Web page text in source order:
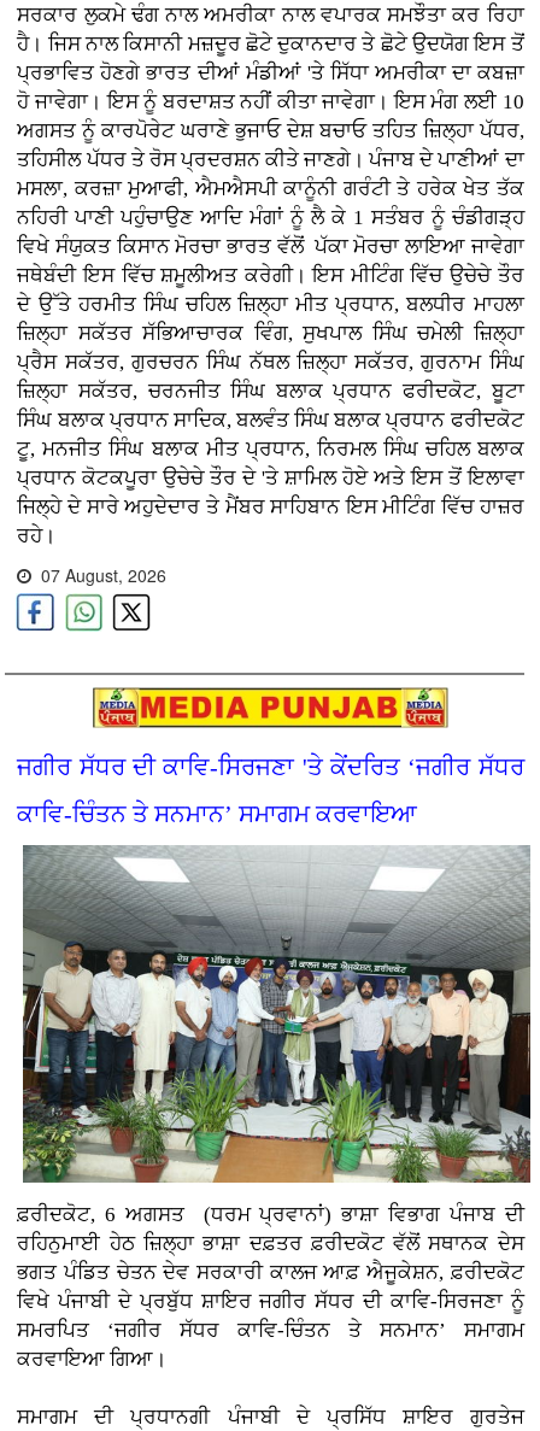
ਸਰਕਾਰ ਲੁਕਮੇ ਢੰਗ ਨਾਲ ਅਮਰੀਕਾ ਨਾਲ ਵਪਾਰਕ ਸਮਝੌਤਾ ਕਰ ਰਿਹਾ
ਹੈ। ਜਿਸ ਨਾਲ ਕਿਸਾਨੀ ਮਜ਼ਦੂਰ ਛੋਟੇ ਦੁਕਾਨਦਾਰ ਤੇ ਛੋਟੇ ਉਦਯੋਗ ਇਸ ਤੋਂ
ਪ੍ਰਭਾਵਿਤ ਹੋਣਗੇ ਭਾਰਤ ਦੀਆਂ ਮੰਡੀਆਂ 'ਤੇ ਸਿੱਧਾ ਅਮਰੀਕਾ ਦਾ ਕਬਜ਼ਾ
ਹੋ ਜਾਵੇਗਾ। ਇਸ ਨੂੰ ਬਰਦਾਸ਼ਤ ਨਹੀਂ ਕੀਤਾ ਜਾਵੇਗਾ। ਇਸ ਮੰਗ ਲਈ 10
ਅਗਸਤ ਨੂੰ ਕਾਰਪੋਰੇਟ ਘਰਾਣੇ ਭੁਜਾਓ ਦੇਸ਼ ਬਚਾਓ ਤਹਿਤ ਜ਼ਿਲ੍ਹਾ ਪੱਧਰ,
ਤਹਿਸੀਲ ਪੱਧਰ ਤੇ ਰੋਸ ਪ੍ਰਦਰਸ਼ਨ ਕੀਤੇ ਜਾਣਗੇ। ਪੰਜਾਬ ਦੇ ਪਾਣੀਆਂ ਦਾ
ਮਸਲਾ, ਕਰਜ਼ਾ ਮੁਆਫੀ, ਐਮਐਸਪੀ ਕਾਨੂੰਨੀ ਗਰੰਟੀ ਤੇ ਹਰੇਕ ਖੇਤ ਤੱਕ
ਨਹਿਰੀ ਪਾਣੀ ਪਹੁੰਚਾਉਣ ਆਦਿ ਮੰਗਾਂ ਨੂੰ ਲੈ ਕੇ 1 ਸਤੰਬਰ ਨੂੰ ਚੰਡੀਗੜ੍ਹ
ਵਿਖੇ ਸੰਯੁਕਤ ਕਿਸਾਨ ਮੋਰਚਾ ਭਾਰਤ ਵੱਲੋਂ ਪੱਕਾ ਮੋਰਚਾ ਲਾਇਆ ਜਾਵੇਗਾ
ਜਥੇਬੰਦੀ ਇਸ ਵਿੱਚ ਸ਼ਮੂਲੀਅਤ ਕਰੇਗੀ। ਇਸ ਮੀਟਿੰਗ ਵਿੱਚ ਉਚੇਚੇ ਤੌਰ
ਦੇ ਉੱਤੇ ਹਰਮੀਤ ਸਿੰਘ ਚਹਿਲ ਜ਼ਿਲ੍ਹਾ ਮੀਤ ਪ੍ਰਧਾਨ, ਬਲਧੀਰ ਮਾਹਲਾ
ਜ਼ਿਲ੍ਹਾ ਸਕੱਤਰ ਸੱਭਿਆਚਾਰਕ ਵਿੰਗ, ਸੁਖਪਾਲ ਸਿੰਘ ਚਮੇਲੀ ਜ਼ਿਲ੍ਹਾ
ਪ੍ਰੈਸ ਸਕੱਤਰ, ਗੁਰਚਰਨ ਸਿੰਘ ਨੱਥਲ ਜ਼ਿਲ੍ਹਾ ਸਕੱਤਰ, ਗੁਰਨਾਮ ਸਿੰਘ
ਜ਼ਿਲ੍ਹਾ ਸਕੱਤਰ, ਚਰਨਜੀਤ ਸਿੰਘ ਬਲਾਕ ਪ੍ਰਧਾਨ ਫਰੀਦਕੋਟ, ਬੂਟਾ
ਸਿੰਘ ਬਲਾਕ ਪ੍ਰਧਾਨ ਸਾਦਿਕ, ਬਲਵੰਤ ਸਿੰਘ ਬਲਾਕ ਪ੍ਰਧਾਨ ਫਰੀਦਕੋਟ
ਟੂ, ਮਨਜੀਤ ਸਿੰਘ ਬਲਾਕ ਮੀਤ ਪ੍ਰਧਾਨ, ਨਿਰਮਲ ਸਿੰਘ ਚਹਿਲ ਬਲਾਕ
ਪ੍ਰਧਾਨ ਕੋਟਕਪੂਰਾ ਉਚੇਚੇ ਤੌਰ ਦੇ 'ਤੇ ਸ਼ਾਮਿਲ ਹੋਏ ਅਤੇ ਇਸ ਤੋਂ ਇਲਾਵਾ
ਜਿਲ੍ਹੇ ਦੇ ਸਾਰੇ ਅਹੁਦੇਦਾਰ ਤੇ ਮੈਂਬਰ ਸਾਹਿਬਾਨ ਇਸ ਮੀਟਿੰਗ ਵਿੱਚ ਹਾਜ਼ਰ
ਰਹੇ।
07 August, 2026
ਜਗੀਰ ਸੱਧਰ ਦੀ ਕਾਵਿ-ਸਿਰਜਣਾ 'ਤੇ ਕੇਂਦਰਿਤ ‘ਜਗੀਰ ਸੱਧਰ
ਕਾਵਿ-ਚਿੰਤਨ ਤੇ ਸਨਮਾਨ’ ਸਮਾਗਮ ਕਰਵਾਇਆ
ਫ਼ਰੀਦਕੋਟ, 6 ਅਗਸਤ (ਧਰਮ ਪ੍ਰਵਾਨਾਂ)ਭਾਸ਼ਾ ਵਿਭਾਗ ਪੰਜਾਬ ਦੀ
ਰਹਿਨੁਮਾਈ ਹੇਠ ਜ਼ਿਲ੍ਹਾ ਭਾਸ਼ਾ ਦਫ਼ਤਰ ਫ਼ਰੀਦਕੋਟ ਵੱਲੋਂ ਸਥਾਨਕ ਦੇਸ
ਭਗਤ ਪੰਡਿਤ ਚੇਤਨ ਦੇਵ ਸਰਕਾਰੀ ਕਾਲਜ ਆਫ਼ ਐਜੂਕੇਸ਼ਨ, ਫ਼ਰੀਦਕੋਟ
ਵਿਖੇ ਪੰਜਾਬੀ ਦੇ ਪ੍ਰਬੁੱਧ ਸ਼ਾਇਰ ਜਗੀਰ ਸੱਧਰ ਦੀ ਕਾਵਿ-ਸਿਰਜਣਾ ਨੂੰ
ਸਮਰਪਿਤ ‘ਜਗੀਰ ਸੱਧਰ ਕਾਵਿ-ਚਿੰਤਨ ਤੇ ਸਨਮਾਨ’ ਸਮਾਗਮ
ਕਰਵਾਇਆ ਗਿਆ।
ਸਮਾਗਮ ਦੀ ਪ੍ਰਧਾਨਗੀ ਪੰਜਾਬੀ ਦੇ ਪ੍ਰਸਿੱਧ ਸ਼ਾਇਰ ਗੁਰਤੇਜ